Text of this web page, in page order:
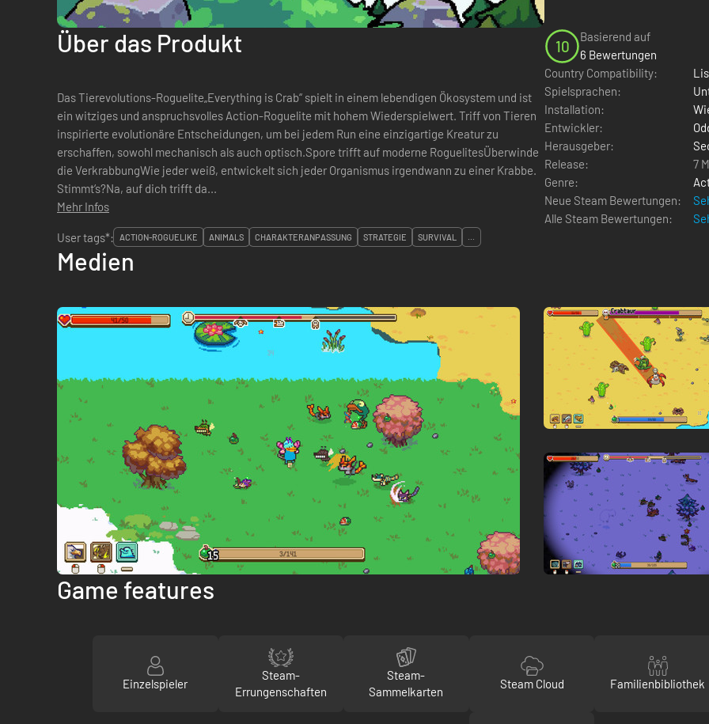
Über das Produkt
Das Tierevolutions-Roguelite„Everything is Crab“ spielt in einem lebendigen Ökosystem und ist
ein witziges und anspruchsvolles Action-Roguelite mit hohem Wiederspielwert. Triff von Tieren
inspirierte evolutionäre Entscheidungen, um bei jedem Run eine einzigartige Kreatur zu
erschaffen, sowohl mechanisch als auch optisch.Spore trifft auf moderne RoguelitesÜberwinde
die VerkrabbungWie jeder weiß, entwickelt sich jeder Organismus irgendwann zu einer Krabbe.
Stimmt‘s?Na, auf dich trifft da...
Mehr Infos
10
Basierend auf
6 Bewertungen
Country Compatibility:
Spielsprachen:
Installation:
Entwickler:
Herausgeber:
Release:
7
Genre:
Neue Steam Bewertungen:
Alle Steam Bewertungen:
User tags*:
ACTION-ROGUELIKE ANIMALS CHARAKTERANPASSUNG STRATEGIE SURVIVAL ...
Medien
Game features
Einzelspieler
Steam-
Errungenschaften
Steam-
Sammelkarten
Steam Cloud Familienbibliothek